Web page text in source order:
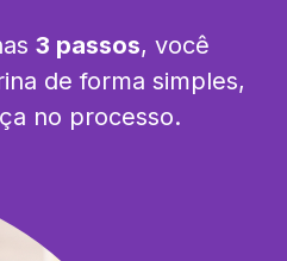
3 passos, você
de forma simples,
no processo.